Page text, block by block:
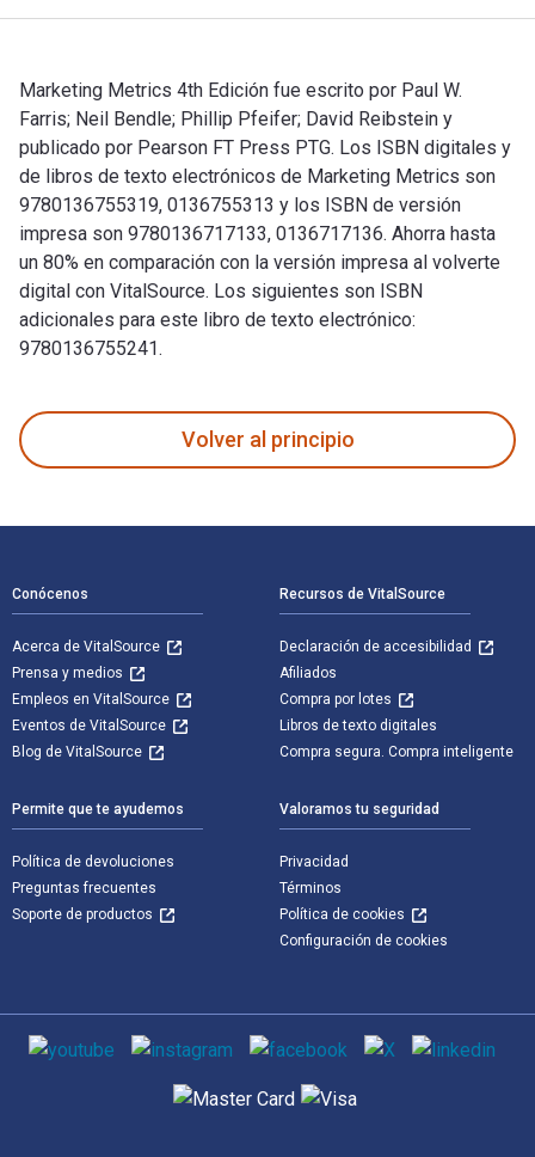
Marketing Metrics 4th Edición fue escrito por Paul W.
Farris; Neil Bendle; Phillip Pfeifer; David Reibstein y
publicado por Pearson FT Press PTG. Los ISBN digitales y
de libros de texto electrónicos de Marketing Metrics son
9780136755319, 0136755313 y los ISBN de versión
impresa son 9780136717133, 0136717136. Ahorra hasta
un 80% en comparación con la versión impresa al volverte
digital con VitalSource. Los siguientes son ISBN
adicionales para este libro de texto electrónico:
9780136755241.
Volver al principio
Conócenos
Acerca de VitalSource
Prensa y medios
Empleos en VitalSource
Eventos de VitalSource
Blog de VitalSource
Recursos de VitalSource
Declaración de accesibilidad
Afiliados
Compra por lotes
Libros de texto digitales
Compra segura. Compra inteligente
Permite que te ayudemos
Política de devoluciones
Preguntas frecuentes
Soporte de productos
Valoramos tu seguridad
Privacidad
Términos
Política de cookies
Configuración de cookies
Medios de comunicación social
Métodos de pago admitidos